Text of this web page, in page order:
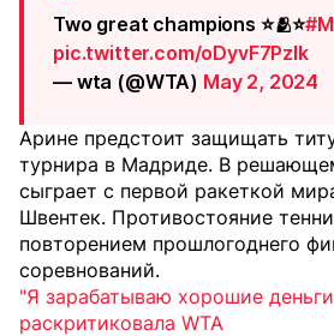
Two great champions ⭐️🫂⭐️
pic.twitter.com/oDyvF7Pzlk
— wta (@WTA) May 2, 2024
Арине предстоит защищать
турнира в Мадриде. В
сыграет с первой ракеткой
Швентек. Противостояние
повторением прошлогоднего
соревнований.
"Я зарабатываю хорошие
раскритиковала WTA